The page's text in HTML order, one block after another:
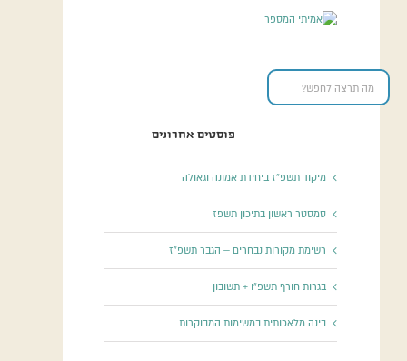
פוסטים אחרונים
מיקוד תשפ”ז ביחידת אמונה וגאולה
סמסטר ראשון בתיכון תשפז
רשימת מקורות נבחרים – הגבר תשפ”ז
בגרות חורף תשפ”ו + תשובון
בינה מלאכותית במשימות המבוקרות